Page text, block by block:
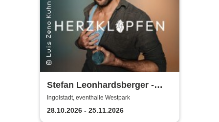
Stefan Leonhardsberger -
Herzklopfen
Ingolstadt, eventhalle Westpark
28.10.2026 - 25.11.2026